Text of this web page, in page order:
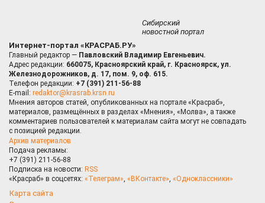
Сибирский
новостной портал
Интернет-портал «КРАСРАБ.РУ»
Главный редактор — Павловский Владимир Евгеньевич.
Адрес редакции: 660075, Красноярский край, г. Красноярск, ул.
Железнодорожников, д. 17, пом. 9, оф. 615.
Телефон редакции: +7 (391) 211-56-88
E-mail: redaktor@krasrab.krsn.ru
Мнения авторов статей, опубликованных на портале «Красраб»,
материалов, размещённых в разделах «Мнения», «Молва», а также
комментариев пользователей к материалам сайта могут не совпадать
с позицией редакции.
Архив материалов
Подача рекламы:
+7 (391) 211-56-88
Подписка на новости: RSS
«Красраб» в соцсетях: «Телеграм», «ВКонтакте», «Одноклассники»
Карта сайта